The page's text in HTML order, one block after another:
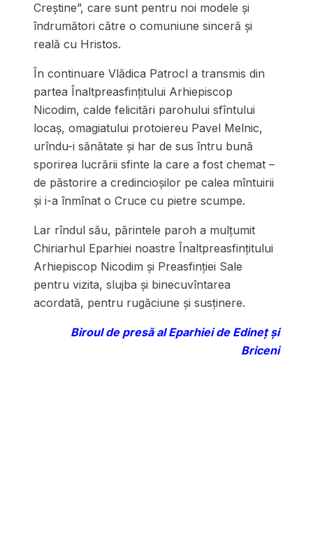
Creștine”, care sunt pentru noi modele și
îndrumători către o comuniune sinceră și
reală cu Hristos.
În continuare Vlădica Patrocl a transmis din
partea Înaltpreasfințitului Arhiepiscop
Nicodim, calde felicitări parohului sfîntului
locaș, omagiatului protoiereu Pavel Melnic,
urîndu-i sănătate și har de sus întru bună
sporirea lucrării sfinte la care a fost chemat –
de păstorire a credincioșilor pe calea mîntuirii
și i-a înmînat o Cruce cu pietre scumpe.
Lar rîndul său, părintele paroh a mulțumit
Chiriarhul Eparhiei noastre Înaltpreasfințitului
Arhiepiscop Nicodim și Preasfinției Sale
pentru vizita, slujba și binecuvîntarea
acordată, pentru rugăciune și susținere.
Biroul de presă al Eparhiei de Edineț și
Briceni